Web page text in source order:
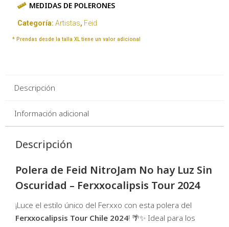
MEDIDAS DE POLERONES
Categoría: Artistas, Feid
* Prendas desde la talla XL tiene un valor adicional
Descripción
Información adicional
Descripción
Polera de Feid NitroJam No hay Luz Sin
Oscuridad – Ferxxocalipsis Tour 2024
¡Luce el estilo único del Ferxxo con esta polera del
Ferxxocalipsis Tour Chile 2024! 🌴✨ Ideal para los